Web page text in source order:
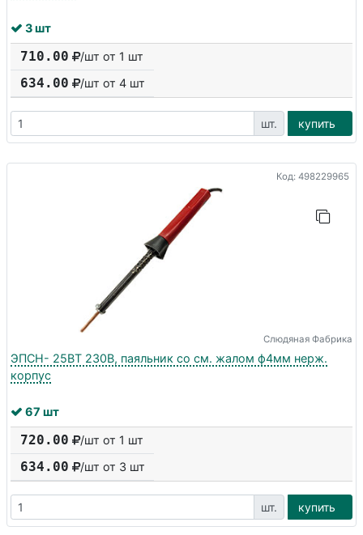
3 шт
710.00 /шт от 1 шт
634.00 /шт от 4 шт
шт. купить
Код: 498229965
Слюдяная Фабрика
ЭПСН- 25ВТ 230В, паяльник со см. жалом ф4мм нерж.
корпус
67 шт
720.00 /шт от 1 шт
634.00 /шт от 3 шт
шт. купить